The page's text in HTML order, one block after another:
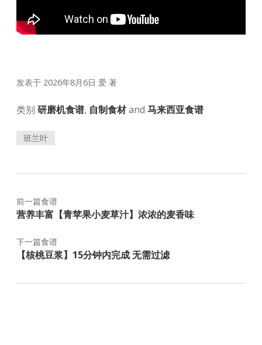
发表于 2026年8月6日 爱 著
类别 研磨机食谱, 自制食材and 马来西亚食谱
班兰叶
前一篇食谱
营养丰富【青苹果小麦草汁】浓浓的麦香味
下一篇食谱
【核桃豆浆】15分钟内完成 无需过滤